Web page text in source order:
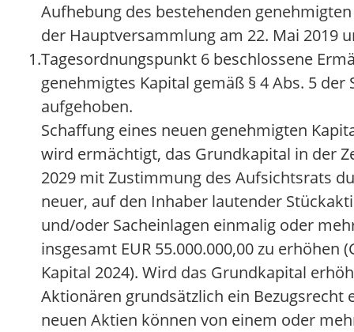
1.
Aufhebung des bestehenden
der Hauptversammlung am 22. Mai 2019
Tagesordnungspunkt 6 beschlossene
genehmigtes Kapital gemäß § 4 Abs. 5 der
aufgehoben.
Schaffung eines neuen genehmigten
wird ermächtigt, das Grundkapital in der
2029 mit Zustimmung des Aufsichtsrats
neuer, auf den Inhaber lautender
und/oder Sacheinlagen einmalig oder
insgesamt EUR 55.000.000,00 zu erhöhen
Kapital 2024). Wird das Grundkapital
Aktionären grundsätzlich ein Bezugsrecht
neuen Aktien können von einem oder